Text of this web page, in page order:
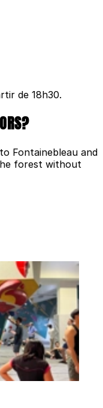
de 18h30.
Fontainebleau and
forest without